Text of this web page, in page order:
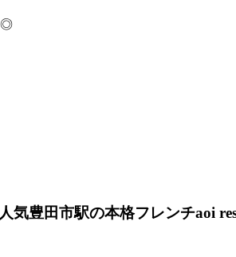
◎
気豊田市駅の本格フレンチaoi